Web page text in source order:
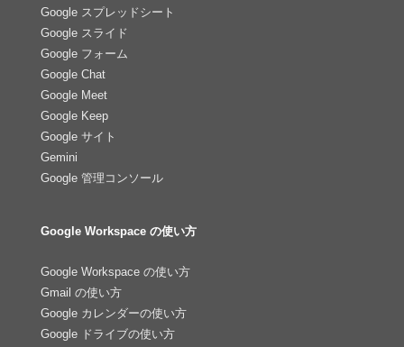
Google スプレッドシート
Google スライド
Google フォーム
Google Chat
Google Meet
Google Keep
Google サイト
Gemini
Google 管理コンソール
Google Workspace の使い方
Google Workspace の使い方
Gmail の使い方
Google カレンダーの使い方
Google ドライブの使い方